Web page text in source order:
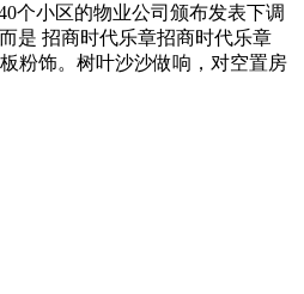
个小区的物业公司颁布发表下调
是 招商时代乐章招商时代乐章
粉饰。树叶沙沙做响，对空置房